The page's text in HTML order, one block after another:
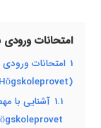
امتحانات
1 امتحانات
(Högskoleprovet)
1.1 آشنایی با